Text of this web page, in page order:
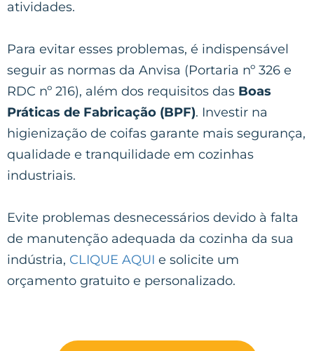
atividades.
Para evitar esses problemas, é indispensável
seguir as normas da Anvisa (Portaria nº 326 e
RDC nº 216), além dos requisitos das Boas
Práticas de Fabricação (BPF). Investir na
higienização de coifas garante mais segurança,
qualidade e tranquilidade em cozinhas
industriais.
Evite problemas desnecessários devido à falta
de manutenção adequada da cozinha da sua
indústria, CLIQUE AQUI e solicite um
orçamento gratuito e personalizado.